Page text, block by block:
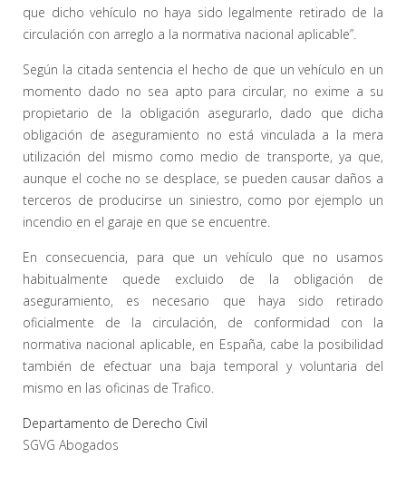
que dicho vehículo no haya sido legalmente retirado de la
circulación con arreglo a la normativa nacional aplicable”.
Según la citada sentencia el hecho de que un vehículo en un
momento dado no sea apto para circular, no exime a su
propietario de la obligación asegurarlo, dado que dicha
obligación de aseguramiento no está vinculada a la mera
utilización del mismo como medio de transporte, ya que,
aunque el coche no se desplace, se pueden causar daños a
terceros de producirse un siniestro, como por ejemplo un
incendio en el garaje en que se encuentre.
En consecuencia, para que un vehículo que no usamos
habitualmente quede excluido de la obligación de
aseguramiento, es necesario que haya sido retirado
oficialmente de la circulación, de conformidad con la
normativa nacional aplicable, en España, cabe la posibilidad
también de efectuar una baja temporal y voluntaria del
mismo en las oficinas de Trafico.
Departamento de Derecho Civil
SGVG Abogados